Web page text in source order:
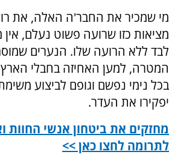
מי שמכיר את החבר'ה האלה, את
מציאות כזו שרועה פשוט נעלם,
לבד ללא הרועה שלו. הנערים
המטרה, למען האחיזה בחבלי הארץ
בכל נימי נפשם וגופם לביצוע
יפקירו את העדר.
מחזקים את ביטחון אנשי החוות
לתרומה לחצו כאן >>